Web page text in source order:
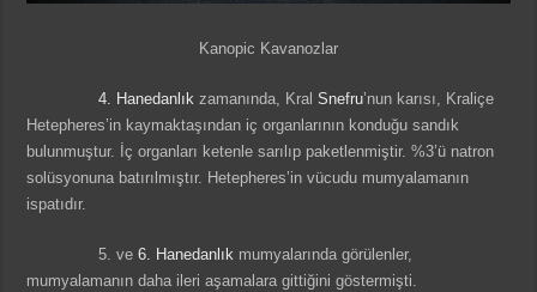
Kanopic Kavanozlar
4. Hanedanlık zamanında, KralSnefru’nun karısı, Kraliçe
Hetepheres’in kaymaktaşından iç organlarının konduğu sandık
bulunmuştur. İç organları ketenle sarılıp paketlenmiştir. %3’ü natron
solüsyonuna batırılmıştır. Hetepheres’in vücudu mumyalamanın
ispatıdır.
5. ve6. Hanedanlık mumyalarında görülenler,
mumyalamanın daha ileri aşamalara gittiğini göstermişti.